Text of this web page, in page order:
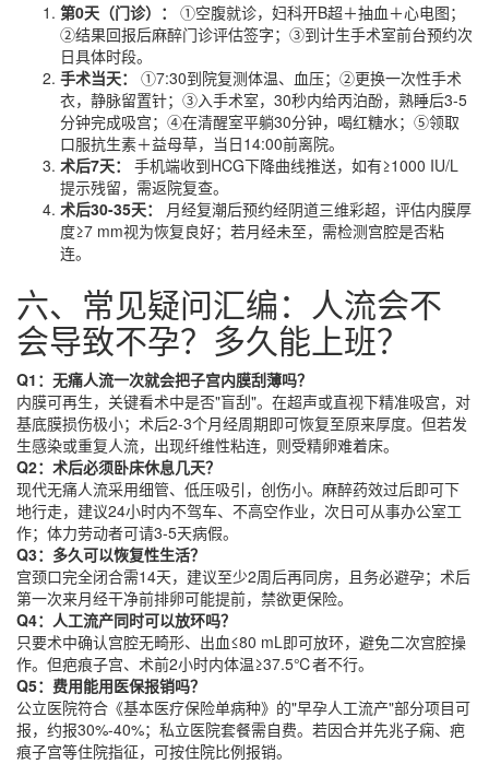
第0天（门诊）： ①空腹就诊，妇科开B超＋抽血＋心电图；
②结果回报后麻醉门诊评估签字；③到计生手术室前台预约次
日具体时段。
手术当天： ①7:30到院复测体温、血压；②更换一次性手术
衣，静脉留置针；③入手术室，30秒内给丙泊酚，熟睡后3-5
分钟完成吸宫；④在清醒室平躺30分钟，喝红糖水；⑤领取
口服抗生素＋益母草，当日14:00前离院。
术后7天： 手机端收到HCG下降曲线推送，如有≥1000 IU/L
提示残留，需返院复查。
术后30-35天： 月经复潮后预约经阴道三维彩超，评估内膜厚
度≥7 mm视为恢复良好；若月经未至，需检测宫腔是否粘
连。
六、常见疑问汇编：人流会不
会导致不孕？多久能上班？
Q1：无痛人流一次就会把子宫内膜刮薄吗？
内膜可再生，关键看术中是否"盲刮"。在超声或直视下精准吸宫，对
基底膜损伤极小；术后2-3个月经周期即可恢复至原来厚度。但若发
生感染或重复人流，出现纤维性粘连，则受精卵难着床。
Q2：术后必须卧床休息几天？
现代无痛人流采用细管、低压吸引，创伤小。麻醉药效过后即可下
地行走，建议24小时内不驾车、不高空作业，次日可从事办公室工
作；体力劳动者可请3-5天病假。
Q3：多久可以恢复性生活？
宫颈口完全闭合需14天，建议至少2周后再同房，且务必避孕；术后
第一次来月经干净前排卵可能提前，禁欲更保险。
Q4：人工流产同时可以放环吗？
只要术中确认宫腔无畸形、出血≤80 mL即可放环，避免二次宫腔操
作。但疤痕子宫、术前2小时内体温≥37.5℃者不行。
Q5：费用能用医保报销吗？
公立医院符合《基本医疗保险单病种》的"早孕人工流产"部分项目可
报，约报30%-40%；私立医院套餐需自费。若因合并先兆子痫、疤
痕子宫等住院指征，可按住院比例报销。